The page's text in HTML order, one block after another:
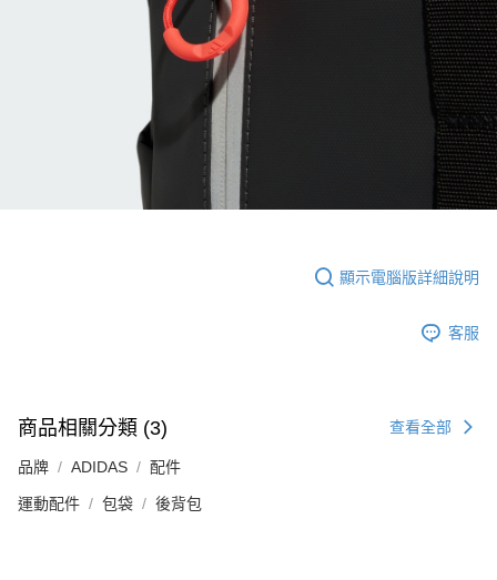
顯示電腦版詳細說明
客服
商品相關分類 (3) 查看全部
品牌 ADIDAS 配件
運動配件 包袋 後背包